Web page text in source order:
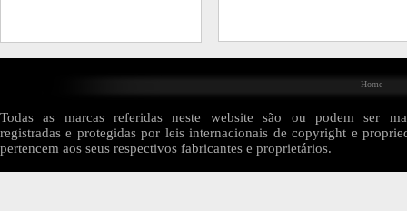
Home
Todas as marcas referidas neste website são ou podem ser
registradas e protegidas por leis internacionais de copyright e
pertencem aos seus respectivos fabricantes e proprietários.